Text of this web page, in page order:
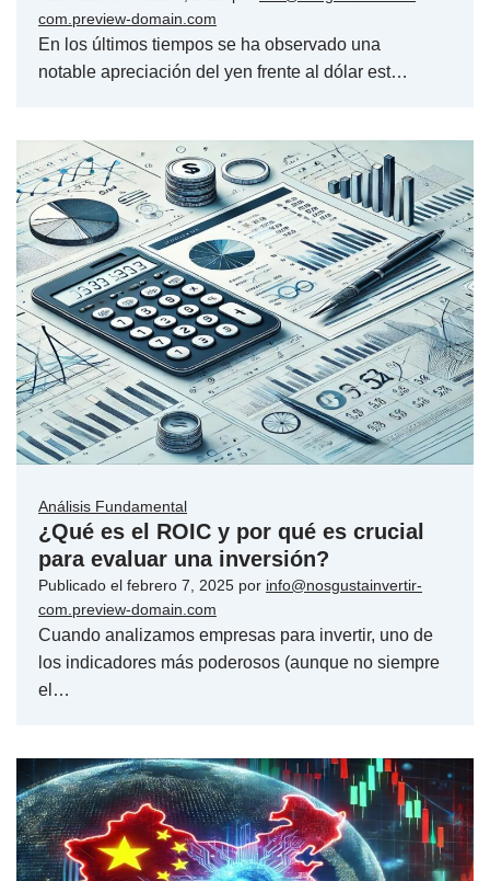
com.preview-domain.com
En los últimos tiempos se ha observado una
notable apreciación del yen frente al dólar est…
Análisis Fundamental
¿Qué es el ROIC y por qué es crucial
para evaluar una inversión?
Publicado el febrero 7, 2025 por info@nosgustainvertir-
com.preview-domain.com
Cuando analizamos empresas para invertir, uno de
los indicadores más poderosos (aunque no siempre
el…